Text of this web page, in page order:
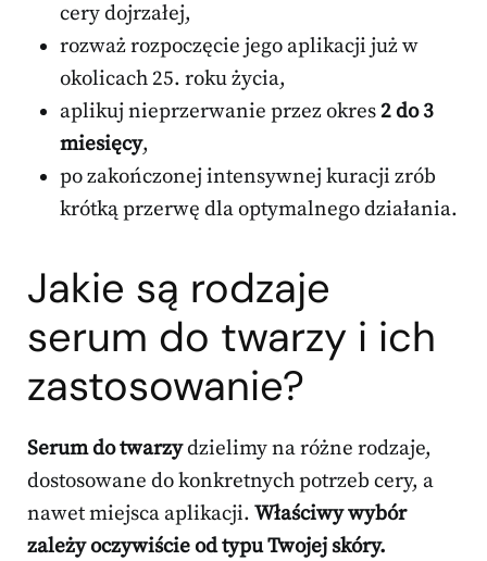
cery dojrzałej,
rozważ rozpoczęcie jego aplikacji już w
okolicach 25. roku życia,
aplikuj nieprzerwanie przez okres 2 do 3
miesięcy,
po zakończonej intensywnej kuracji zrób
krótką przerwę dla optymalnego działania.
Jakie są rodzaje
serum do twarzy i ich
zastosowanie?
Serum do twarzydzielimy na różne rodzaje,
dostosowane do konkretnych potrzeb cery, a
nawet miejsca aplikacji. Właściwy wybór
zależy oczywiście od typu Twojej skóry.